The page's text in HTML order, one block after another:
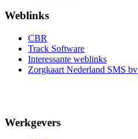
Weblinks
CBR
Track Software
Interessante weblinks
Zorgkaart Nederland SMS bv
Werkgevers